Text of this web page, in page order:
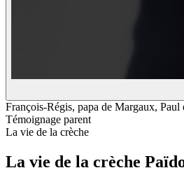
François-Régis, papa de Margaux, Paul
Témoignage parent
La vie de la crèche
La vie de la crèche